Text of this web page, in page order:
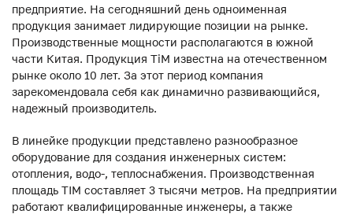
предприятие. На сегодняшний день одноименная
продукция занимает лидирующие позиции на рынке.
Производственные мощности располагаются в южной
части Китая. Продукция ТiM известна на отечественном
рынке около 10 лет. За этот период компания
зарекомендовала себя как динамично развивающийся,
надежный производитель.
В линейке продукции представлено разнообразное
оборудование для создания инженерных систем:
отопления, водо-, теплоснабжения. Производственная
площадь TIM составляет 3 тысячи метров. На предприятии
работают квалифицированные инженеры, а также